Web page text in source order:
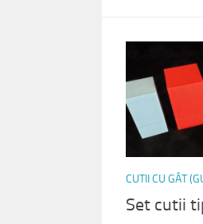
CUTII CU GÂT
Set cutii